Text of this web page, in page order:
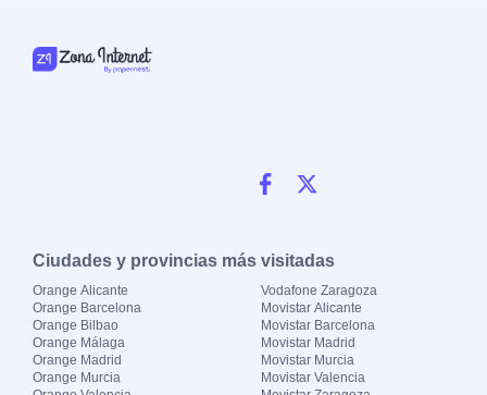
Ciudades y provincias más visitadas
Orange Alicante
Orange Barcelona
Orange Bilbao
Orange Málaga
Orange Madrid
Orange Murcia
Vodafone Zaragoza
Movistar Alicante
Movistar Barcelona
Movistar Madrid
Movistar Murcia
Movistar Valencia